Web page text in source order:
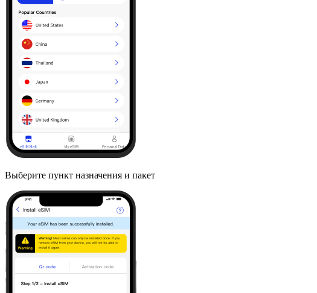
Выберите пункт назначения и пакет